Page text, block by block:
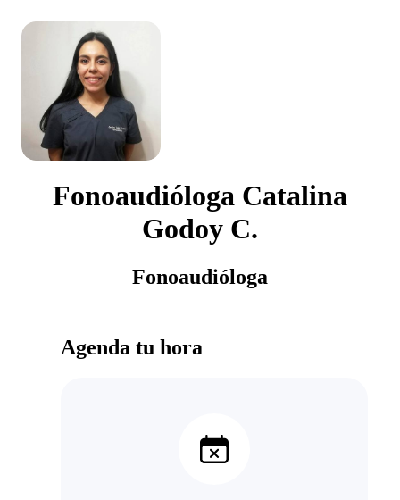
Fonoaudióloga Catalina
Godoy C.
Fonoaudióloga
Agenda tu hora